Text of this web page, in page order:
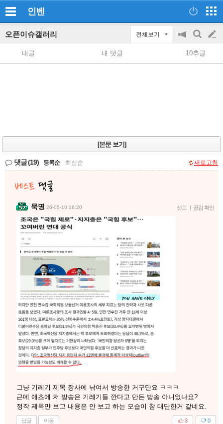
인벤
오픈이슈갤러리 전체보기
공
지
on/off
검
색
글
쓰
내글 내 댓글 10추글
[본문 보기]
댓글(19) 등록순 최신순 새로고침
묵명 26-05-10 16:20 신고 | 공감 확인
그냥 기레기 제목 장사에 낚여서 방송한 거구만요 ㅋㅋㅋ
근데 애초에 저 방송은 기레기들 깐다고 만든 방송 아니였나요?
정작 제목만 보고 내용은 안 보고 하는 모습이 참 대단한거 같네요.
답글 이동 0
3